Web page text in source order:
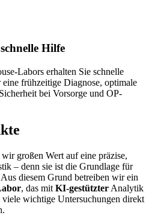
Hilfe
Labors erhalten Sie schnelle
frühzeitige Diagnose, optimale
bei Vorsorge und OP-
großen Wert auf eine präzise,
– denn sie ist die Grundlage für
diesem Grund betreiben wir ein
, das mit KI-gestützter Analytik
wichtige Untersuchungen direkt